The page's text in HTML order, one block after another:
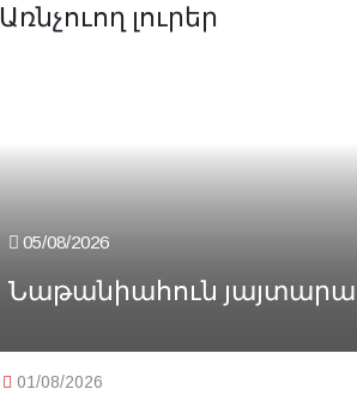
Առնչուող լուրեր
05/08/2026
Նաթանիահուն
01/08/2026